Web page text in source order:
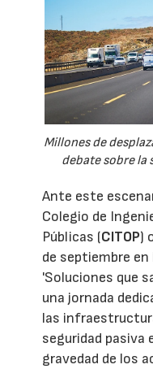
Millones de
debate sobre la
Ante este
Colegio de
Públicas (CITOP)
de septiembre
'Soluciones que
una jornada
las
seguridad pasiva
gravedad de los